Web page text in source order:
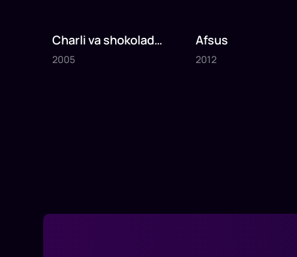
2005
1x75
Charli va shokolad
fabrikasi
2005
2012
1x80
Afsus
2012